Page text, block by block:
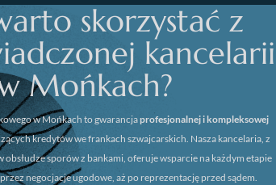
skorzystać z
kancelarii
Mońkach?
w Mońkach to gwarancjaprofesjonalnej i kompleksowej
kredytów we frankach szwajcarskich. Nasza kancelaria, z
sporów z bankami, oferuje wsparcie na każdym etapie
negocjacje ugodowe, aż po reprezentację przed sądem.